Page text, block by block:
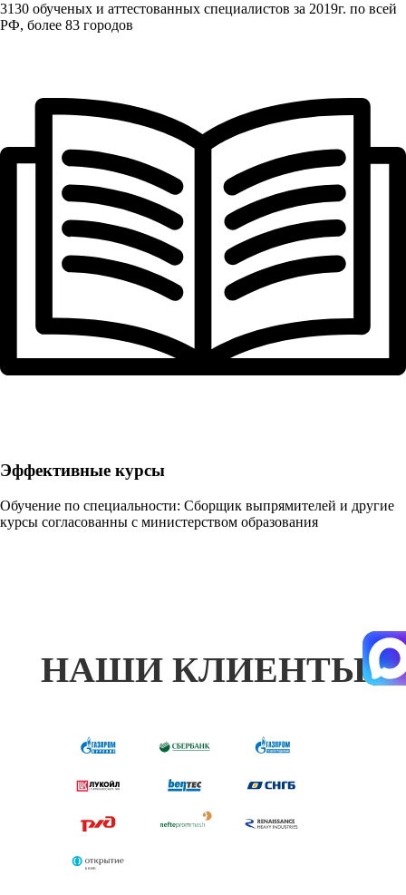
3130 обученых и аттестованных специалистов за 2019г. по всей
РФ, более 83 городов
Эффективные курсы
Обучение по специальности: Сборщик выпрямителей и другие
курсы согласованны с министерством образования
НАШИ КЛИЕНТЫ